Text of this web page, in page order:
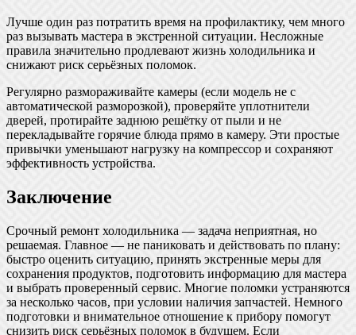
Лучше один раз потратить время на профилактику, чем много
раз вызывать мастера в экстренной ситуации. Несложные
правила значительно продлевают жизнь холодильника и
снижают риск серьёзных поломок.
Регулярно размораживайте камеры (если модель не с
автоматической разморозкой), проверяйте уплотнители
дверей, протирайте заднюю решётку от пыли и не
перекладывайте горячие блюда прямо в камеру. Эти простые
привычки уменьшают нагрузку на компрессор и сохраняют
эффективность устройства.
Заключение
Срочный ремонт холодильника — задача неприятная, но
решаемая. Главное — не паниковать и действовать по плану:
быстро оценить ситуацию, принять экстренные меры для
сохранения продуктов, подготовить информацию для мастера
и выбрать проверенный сервис. Многие поломки устраняются
за несколько часов, при условии наличия запчастей. Немного
подготовки и внимательное отношение к прибору помогут
снизить риск серьёзных поломок в будущем. Если